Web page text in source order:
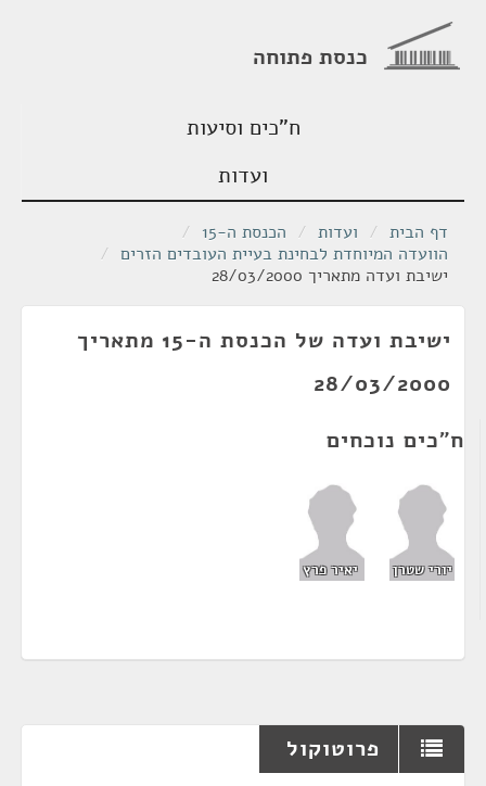
כנסת פתוחה
ח"כים וסיעות
ועדות
דף הבית / ועדות / הכנסת ה-15
/
הוועדה המיוחדת לבחינת בעיית העובדים הזרים /
ישיבת ועדה מתאריך 28/03/2000
ישיבת ועדה של הכנסת ה-15 מתאריך
28/03/2000
ח"כים נוכחים
יורי שטרן יאיר פרץ
פרוטוקול